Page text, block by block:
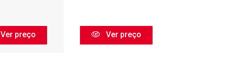
Ver preço Ver preço